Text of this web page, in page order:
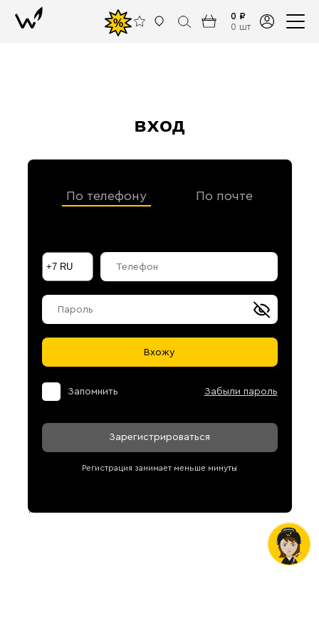
%
0 ₽
0 шт
вход
По телефону По почте
Вхожу
Запомнить Забыли пароль
Зарегистрироваться
Регистрация занимает меньше минуты